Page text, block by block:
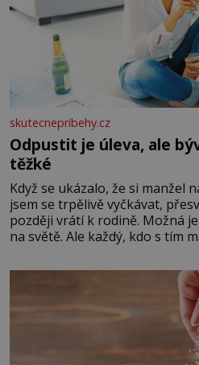
skutecnepribehy.cz
Odpustit je úleva, ale
těžké
Když se ukázalo, že si manžel
jsem se trpělivě vyčkávat,
později vrátí k rodině. Možná
na světě. Ale každý, kdo s tím
Když se ke mně doneslo, že si